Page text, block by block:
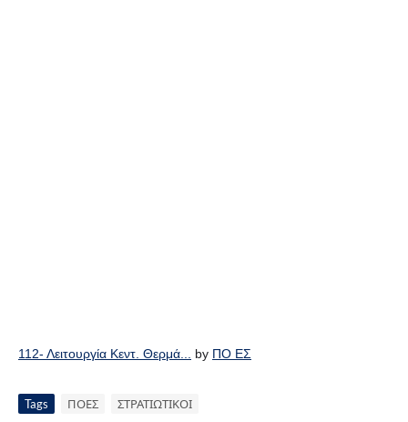
112- Λειτουργία Κεντ. Θερμά... by ΠΟ ΕΣ
Tags ΠΟΕΣ ΣΤΡΑΤΙΩΤΙΚΟΙ